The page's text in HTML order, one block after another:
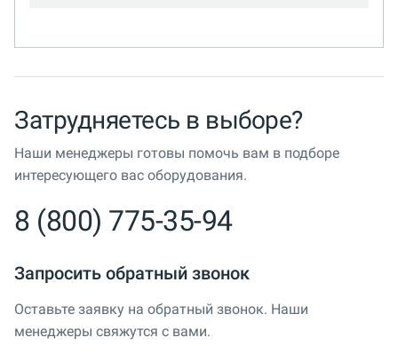
Затрудняетесь в выборе?
Наши менеджеры готовы помочь вам в подборе
интересующего вас оборудования.
8 (800) 775-35-94
Запросить обратный звонок
Оставьте заявку на обратный звонок. Наши
менеджеры свяжутся с вами.